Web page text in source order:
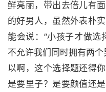
鲜亮丽，带出去倍儿有
的好男人，虽然外表朴
能会说：“小孩子才做选
不允许我们同时拥有两
以啊，这个选择题还得
是要里子？是要颜值还